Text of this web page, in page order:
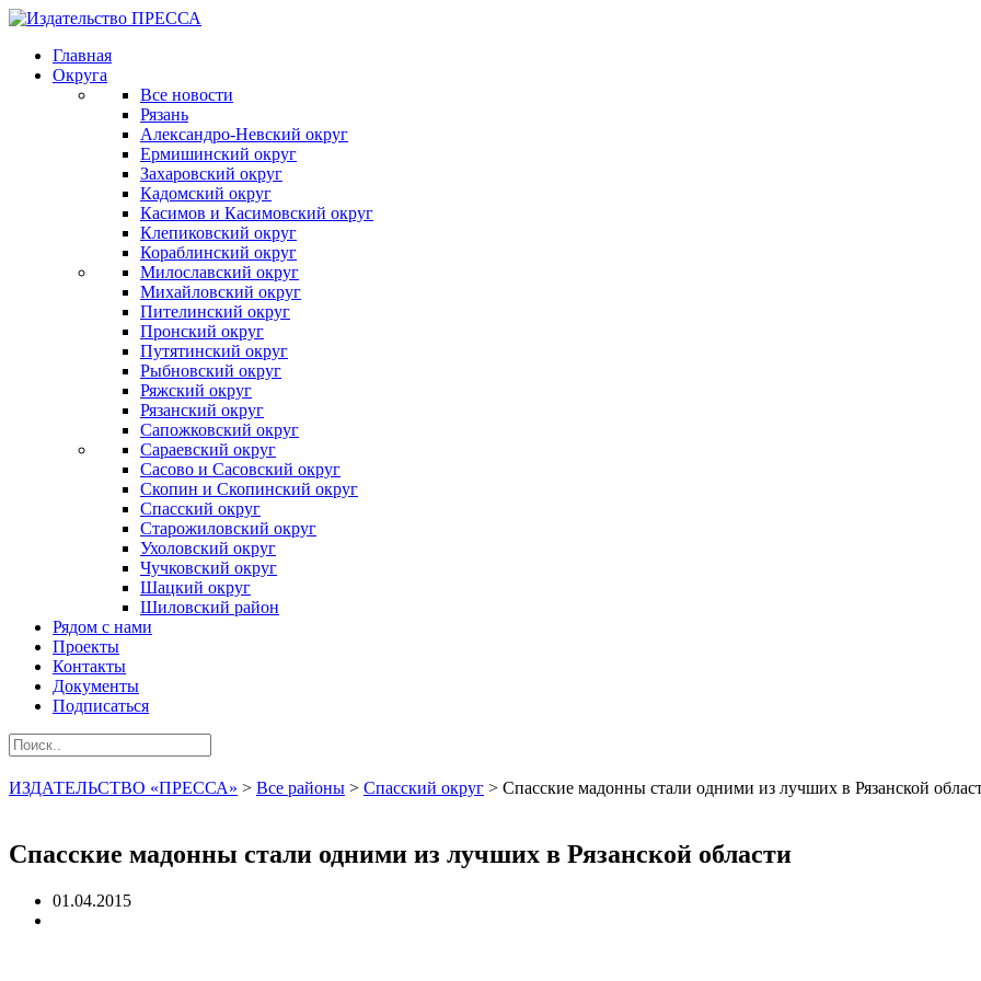
Главная
Округа
Все новости
Рязань
Александро-Невский округ
Ермишинский округ
Захаровский округ
Кадомский округ
Касимов и Касимовский округ
Клепиковский округ
Кораблинский округ
Милославский округ
Михайловский округ
Пителинский округ
Пронский округ
Путятинский округ
Рыбновский округ
Ряжский округ
Рязанский округ
Сапожковский округ
Сараевский округ
Сасово и Сасовский округ
Скопин и Скопинский округ
Спасский округ
Старожиловский округ
Ухоловский округ
Чучковский округ
Шацкий округ
Шиловский район
Рядом с нами
Проекты
Контакты
Документы
Подписаться
ИЗДАТЕЛЬСТВО «ПРЕССА» > Все районы > Спасский округ > Спасские мадонны стали одними из лучших в Рязанской
Спасские мадонны стали одними из лучших в Рязанской области
01.04.2015